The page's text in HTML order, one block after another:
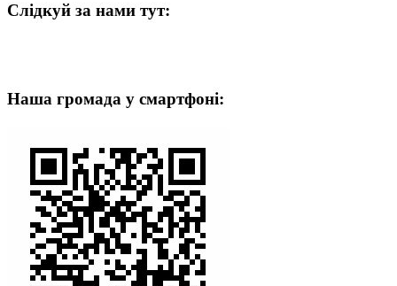
Слідкуй за нами тут:
Наша громада у смартфоні: